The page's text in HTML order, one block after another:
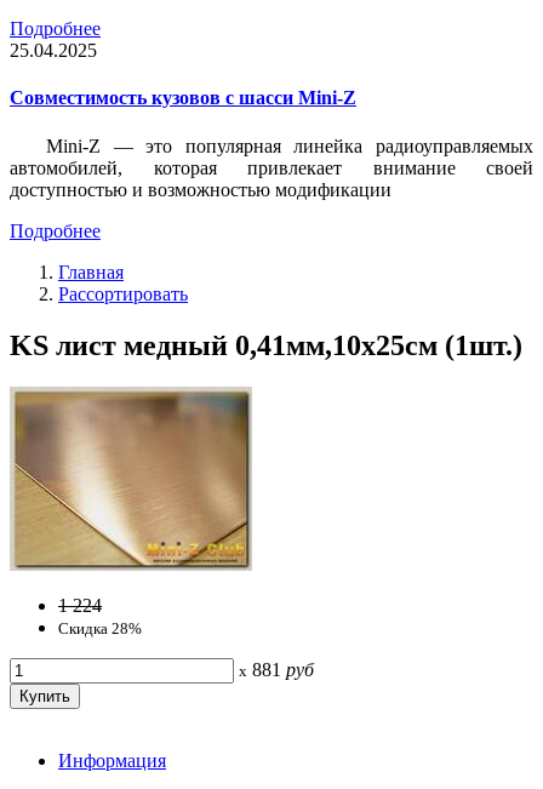
Подробнее
25.04.2025
Совместимость кузовов с шасси Mini-Z
Mini-Z — это популярная линейка радиоуправляемых
автомобилей, которая привлекает внимание своей
доступностью и возможностью модификации
Подробнее
Главная
Рассортировать
KS лист медный 0,41мм,10х25см (1шт.)
1 224
Скидка 28%
x 881 руб
Информация